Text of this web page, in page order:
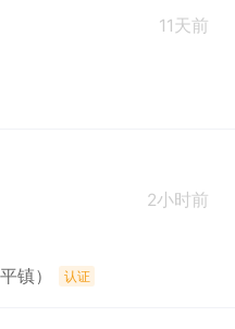
11天前
2小时前
镇） 认证